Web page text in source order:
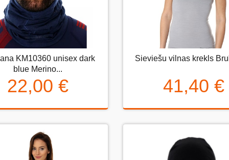
KM10360 unisex dark
blue Merino...
22,00 €
KM10360 unisex dark
blue Merino...
22,00 €
Sieviešu vilnas krekls
41,40 €
Sieviešu vilnas krekls
41,40 €